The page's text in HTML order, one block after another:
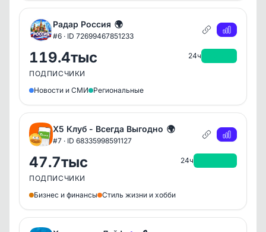
Радар Россия 🌍
#6 · ID 72699467851233
119.4тыс
ПОДПИСЧИКИ
24ч
Новости и СМИ Региональные
Х5 Клуб - Всегда Выгодно 🌍
#7 · ID 68335998591127
47.7тыс
ПОДПИСЧИКИ
24ч
Бизнес и финансы Стиль жизни и хобби